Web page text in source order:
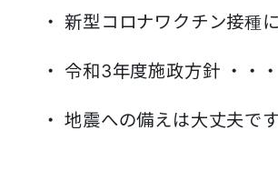
・ 新型コロナワクチン接種
・ 令和3年度施政方針 ・・
・ 地震への備えは大丈夫で